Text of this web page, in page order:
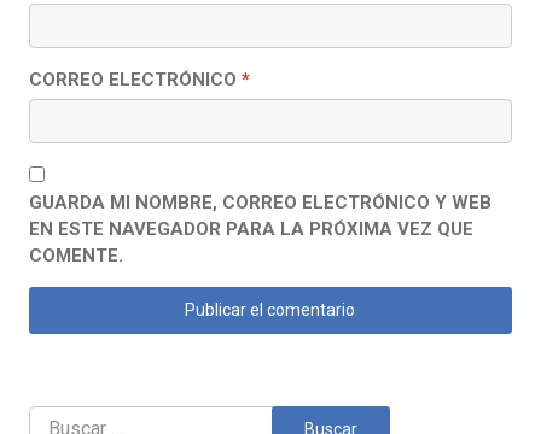
CORREO ELECTRÓNICO *
GUARDA MI NOMBRE, CORREO ELECTRÓNICO Y WEB
EN ESTE NAVEGADOR PARA LA PRÓXIMA VEZ QUE
COMENTE.
Buscar: